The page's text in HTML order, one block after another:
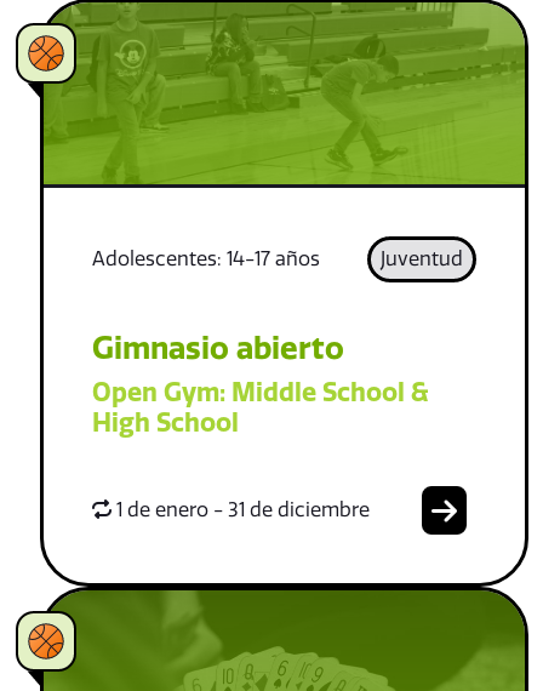
Adolescentes: 14-17 años Juventud
Gimnasio abierto
Open Gym: Middle School &
High School
1 de enero - 31 de diciembre